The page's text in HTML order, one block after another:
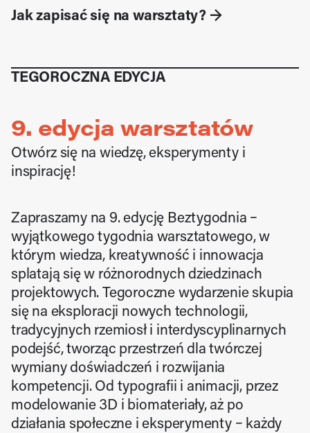
Jak zapisać się na warsztaty? →
TEGOROCZNA EDYCJA
9. edycja warsztatów
Otwórz się na wiedzę, eksperymenty i
inspirację!
Zapraszamy na 9. edycję Beztygodnia –
wyjątkowego tygodnia warsztatowego, w
którym wiedza, kreatywność i innowacja
splatają się w różnorodnych dziedzinach
projektowych. Tegoroczne wydarzenie skupia
się na eksploracji nowych technologii,
tradycyjnych rzemiosł i interdyscyplinarnych
podejść, tworząc przestrzeń dla twórczej
wymiany doświadczeń i rozwijania
kompetencji. Od typografii i animacji, przez
modelowanie 3D i biomateriały, aż po
działania społeczne i eksperymenty – każdy